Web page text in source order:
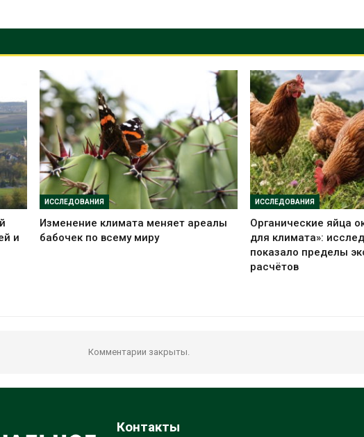
и
ИССЛЕДОВАНИЯ
Изменение климата меняет ареалы
бабочек по всему миру
ИССЛЕДОВАНИЯ
Органические яйца
для климата»:
показало пределы
расчётов
Комментарии закрыты.
Контакты